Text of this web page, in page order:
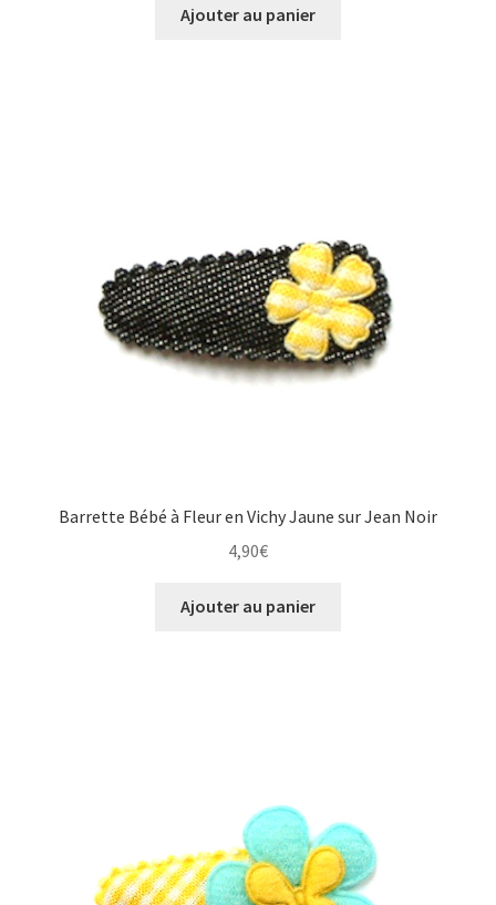
Ajouter au panier
Barrette Bébé à Fleur en Vichy Jaune sur Jean Noir
4,90€
Ajouter au panier